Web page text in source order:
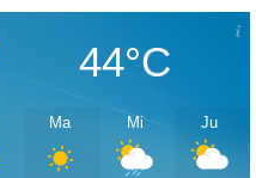
44°C
Ma Mi Ju